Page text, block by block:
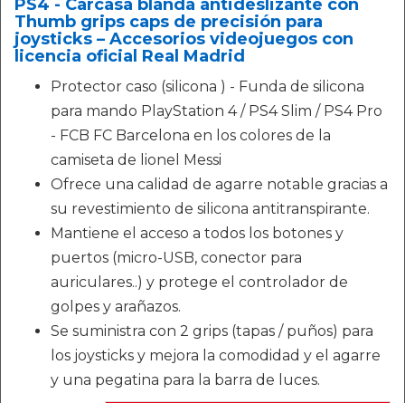
PS4 - Carcasa blanda antideslizante con
Thumb grips caps de precisión para
joysticks – Accesorios videojuegos con
licencia oficial Real Madrid
Protector caso (silicona ) - Funda de silicona
para mando PlayStation 4 / PS4 Slim / PS4 Pro
- FCB FC Barcelona en los colores de la
camiseta de lionel Messi
Ofrece una calidad de agarre notable gracias a
su revestimiento de silicona antitranspirante.
Mantiene el acceso a todos los botones y
puertos (micro-USB, conector para
auriculares..) y protege el controlador de
golpes y arañazos.
Se suministra con 2 grips (tapas / puños) para
los joysticks y mejora la comodidad y el agarre
y una pegatina para la barra de luces.